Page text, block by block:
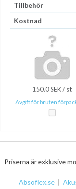
Tillbehör
Kostnad
150.0 SEK / st
Avgift för bruten
Priserna är exklusive
Absoflex.se |